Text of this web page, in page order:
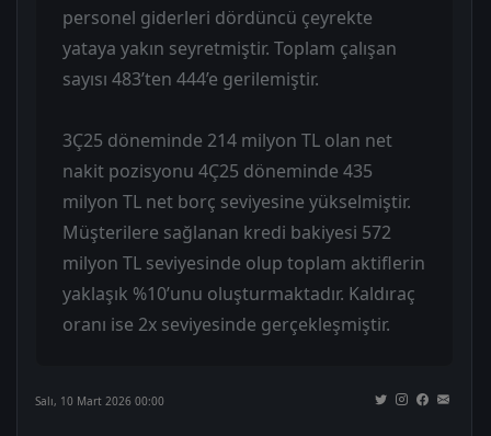
personel giderleri dördüncü çeyrekte
yataya yakın seyretmiştir. Toplam çalışan
sayısı 483’ten 444’e gerilemiştir.
3Ç25 döneminde 214 milyon TL olan net
nakit pozisyonu 4Ç25 döneminde 435
milyon TL net borç seviyesine yükselmiştir.
Müşterilere sağlanan kredi bakiyesi 572
milyon TL seviyesinde olup toplam aktiflerin
yaklaşık %10’unu oluşturmaktadır. Kaldıraç
oranı ise 2x seviyesinde gerçekleşmiştir.
Salı, 10 Mart 2026 00:00